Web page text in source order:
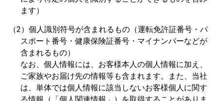
ます）
（2）個人識別符号が含まれるもの（運転免許証番号・パ
スポート番号・健康保険証番号・マイナンバーなどが
含まれるもの）
なお、個人情報には、お客様本人の個人情報に加え、
ご家族やお届け先の情報等も含まれます。また、当社
は、単体では個人情報に該当しないお客様個人に関す
る情報（「個人関連情報」）を取得することがありま